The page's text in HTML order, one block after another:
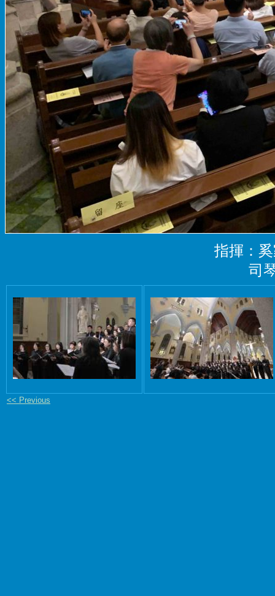
指揮：
司
<< Previous